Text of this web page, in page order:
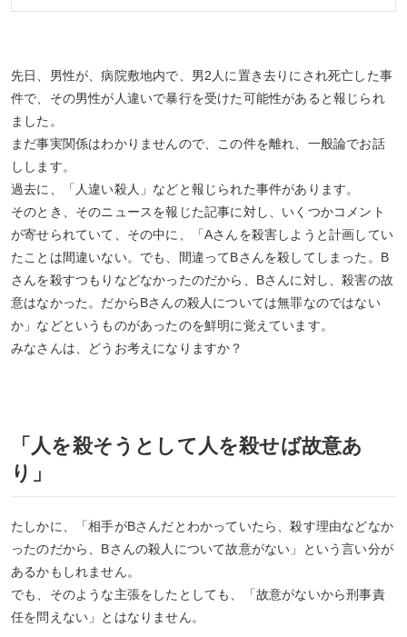
先日、男性が、病院敷地内で、男2人に置き去りにされ死亡した事
件で、その男性が人違いで暴行を受けた可能性があると報じられ
ました。
まだ事実関係はわかりませんので、この件を離れ、一般論でお話
しします。
過去に、「人違い殺人」などと報じられた事件があります。
そのとき、そのニュースを報じた記事に対し、いくつかコメント
が寄せられていて、その中に、「Aさんを殺害しようと計画してい
たことは間違いない。でも、間違ってBさんを殺してしまった。B
さんを殺すつもりなどなかったのだから、Bさんに対し、殺害の故
意はなかった。だからBさんの殺人については無罪なのではない
か」などというものがあったのを鮮明に覚えています。
みなさんは、どうお考えになりますか？
「人を殺そうとして人を殺せば故意あ
り」
たしかに、「相手がBさんだとわかっていたら、殺す理由などなか
ったのだから、Bさんの殺人について故意がない」という言い分が
あるかもしれません。
でも、そのような主張をしたとしても、「故意がないから刑事責
任を問えない」とはなりません。